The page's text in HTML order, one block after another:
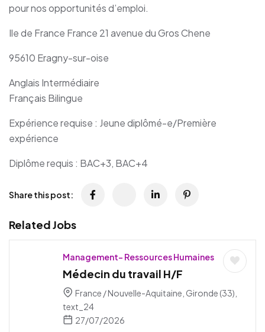
pour nos opportunités d’emploi.
Ile de France France 21 avenue du Gros Chene
95610 Eragny-sur-oise
Anglais Intermédiaire
Français Bilingue
Expérience requise : Jeune diplômé-e/Première
expérience
Diplôme requis : BAC+3, BAC+4
Share this post:
Related Jobs
Management- Ressources Humaines
Médecin du travail H/F
France / Nouvelle-Aquitaine, Gironde (33),
text_24
27/07/2026